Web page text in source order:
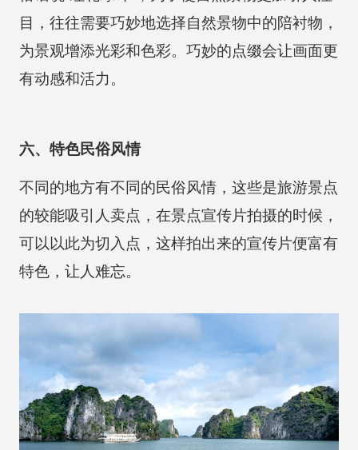
目，往往需要巧妙地选择自然景物中的陪衬物，
为景观增添光彩和色彩。巧妙的点缀会让画面更
有动感和活力。
六、特色民俗风情
不同的地方有不同的民俗风情，这些是旅游景点
的较能吸引人卖点，在景点宣传片拍摄的时候，
可以以此为切入点，这样拍出来的宣传片便富有
特色，让人难忘。